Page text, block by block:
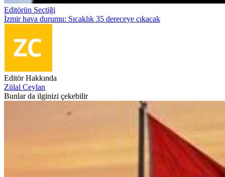
Editörün Seçtiği
İzmir hava durumu: Sıcaklık 35 dereceye çıkacak
Editör Hakkında
Zülal Ceylan
Bunlar da ilginizi çekebilir